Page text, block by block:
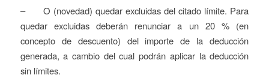
– O (novedad) quedar excluidas del citado límite. Para
quedar excluidas deberán renunciar a un 20 % (en
concepto de descuento) del importe de la deducción
generada, a cambio del cual podrán aplicar la deducción
sin límites.